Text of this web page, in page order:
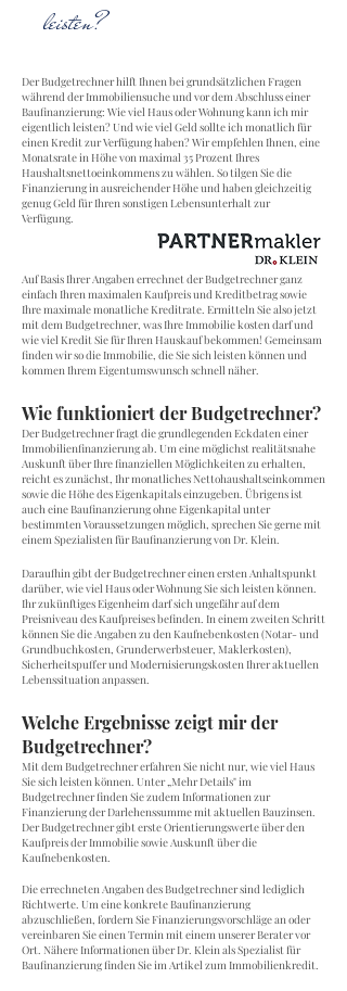
leisten?
Der Budgetrechner hilft Ihnen bei grundsätzlichen Fragen
während der Immobiliensuche und vor dem Abschluss einer
Baufinanzierung: Wie viel Haus oder Wohnung kann ich mir
eigentlich leisten? Und wie viel Geld sollte ich monatlich für
einen Kredit zur Verfügung haben? Wir empfehlen Ihnen, eine
Monatsrate in Höhe von maximal 35 Prozent Ihres
Haushaltsnettoeinkommens zu wählen. So tilgen Sie die
Finanzierung in ausreichender Höhe und haben gleichzeitig
genug Geld für Ihren sonstigen Lebensunterhalt zur
Verfügung.
Auf Basis Ihrer Angaben errechnet der Budgetrechner ganz
einfach Ihren maximalen Kaufpreis und Kreditbetrag sowie
Ihre maximale monatliche Kreditrate. Ermitteln Sie also jetzt
mit dem Budgetrechner, was Ihre Immobilie kosten darf und
wie viel Kredit Sie für Ihren Hauskauf bekommen! Gemeinsam
finden wir so die Immobilie, die Sie sich leisten können und
kommen Ihrem Eigentumswunsch schnell näher.
Wie funktioniert der Budgetrechner?
Der Budgetrechner fragt die grundlegenden Eckdaten einer
Immobilienfinanzierung ab. Um eine möglichst realitätsnahe
Auskunft über Ihre finanziellen Möglichkeiten zu erhalten,
reicht es zunächst, Ihr monatliches Nettohaushaltseinkommen
sowie die Höhe des Eigenkapitals einzugeben. Übrigens ist
auch eine Baufinanzierung ohne Eigenkapital unter
bestimmten Voraussetzungen möglich, sprechen Sie gerne mit
einem Spezialisten für Baufinanzierung von Dr. Klein.
Daraufhin gibt der Budgetrechner einen ersten Anhaltspunkt
darüber, wie viel Haus oder Wohnung Sie sich leisten können.
Ihr zukünftiges Eigenheim darf sich ungefähr auf dem
Preisniveau des Kaufpreises befinden. In einem zweiten Schritt
können Sie die Angaben zu den Kaufnebenkosten (Notar- und
Grundbuchkosten, Grunderwerbsteuer, Maklerkosten),
Sicherheitspuffer und Modernisierungskosten Ihrer aktuellen
Lebenssituation anpassen.
Welche Ergebnisse zeigt mir der
Budgetrechner?
Mit dem Budgetrechner erfahren Sie nicht nur, wie viel Haus
Sie sich leisten können. Unter „Mehr Details" im
Budgetrechner finden Sie zudem Informationen zur
Finanzierung der Darlehenssumme mit aktuellen Bauzinsen.
Der Budgetrechner gibt erste Orientierungswerte über den
Kaufpreis der Immobilie sowie Auskunft über die
Kaufnebenkosten.
Die errechneten Angaben des Budgetrechner sind lediglich
Richtwerte. Um eine konkrete Baufinanzierung
abzuschließen, fordern Sie Finanzierungsvorschläge an oder
vereinbaren Sie einen Termin mit einem unsererBerater vor
Ort. Nähere Informationen über Dr. Klein als Spezialist für
Baufinanzierung finden Sie im Artikel zumImmobilienkredit.